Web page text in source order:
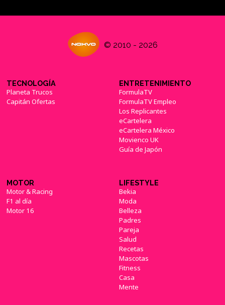
© 2010 - 2026
TECNOLOGÍA
Planeta Trucos
Capitán Ofertas
ENTRETENIMIENTO
FormulaTV
FormulaTV Empleo
Los Replicantes
eCartelera
eCartelera México
Movienco UK
Guía de Japón
MOTOR
Motor & Racing
F1 al día
Motor 16
LIFESTYLE
Bekia
Moda
Belleza
Padres
Pareja
Salud
Recetas
Mascotas
Fitness
Casa
Mente